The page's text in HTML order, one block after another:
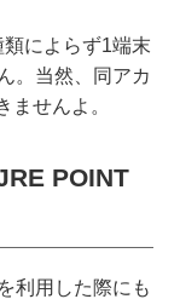
によらず1端末
。当然、同アカ
ませんよ。
POINT
利用した際にも